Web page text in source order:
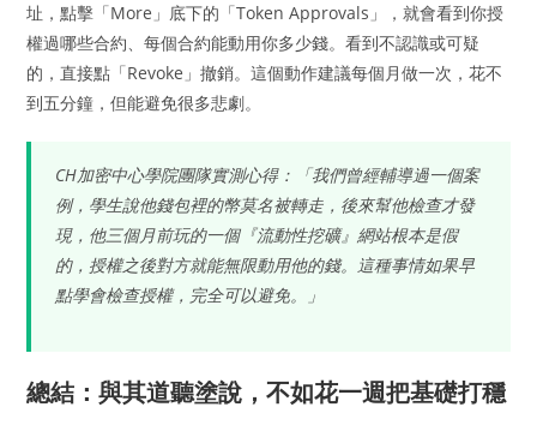
址，點擊「More」底下的「Token Approvals」，就會看到你授
權過哪些合約、每個合約能動用你多少錢。看到不認識或可疑
的，直接點「Revoke」撤銷。這個動作建議每個月做一次，花不
到五分鐘，但能避免很多悲劇。
CH加密中心學院團隊實測心得：「我們曾經輔導過一個案
例，學生說他錢包裡的幣莫名被轉走，後來幫他檢查才發
現，他三個月前玩的一個『流動性挖礦』網站根本是假
的，授權之後對方就能無限動用他的錢。這種事情如果早
點學會檢查授權，完全可以避免。」
總結：與其道聽塗說，不如花一週把基礎打穩